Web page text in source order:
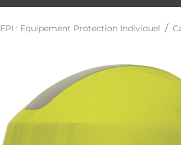
EPI : Equipement Protection Individuel